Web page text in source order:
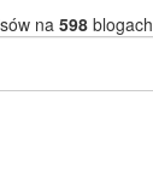
na 598